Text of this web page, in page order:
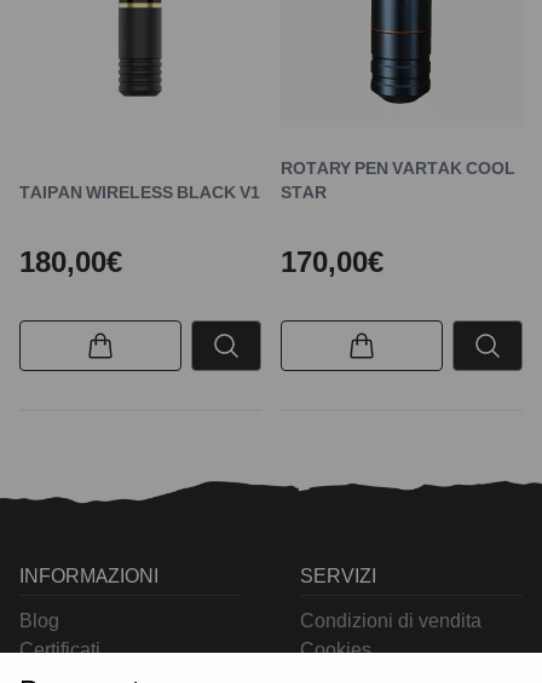
TAIPAN WIRELESS BLACK V1
180,00€
ROTARY PEN VARTAK COOL
STAR
170,00€
INFORMAZIONI
Blog
Certificati
Contatti
SERVIZI
Condizioni di vendita
Cookies